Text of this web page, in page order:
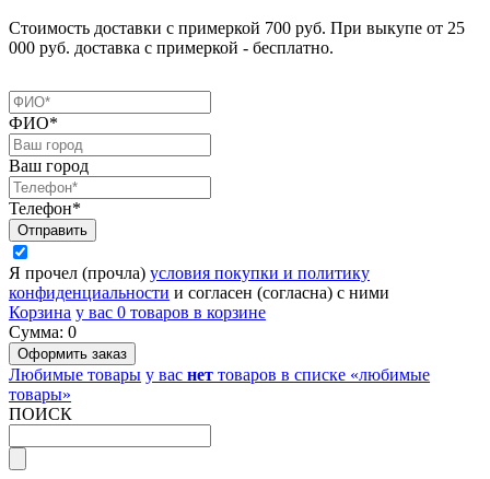
Стоимость доставки с примеркой 700 руб. При выкупе от 25
000 руб. доставка с примеркой - бесплатно.
ФИО*
Ваш город
Телефон*
Я прочел (прочла) условия покупки и политику
конфиденциальности и согласен (согласна) с ними
Корзина у вас 0 товаров в корзине
Сумма: 0
Любимые товары у вас нет товаров в списке «любимые
товары»
ПОИСК